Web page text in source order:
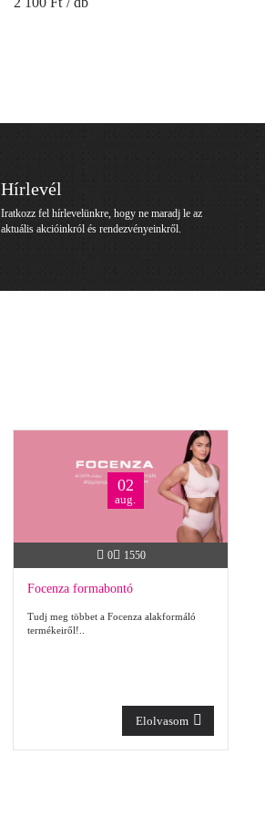
Hírlevél
Iratkozz fel hírlevelünkre, hogy ne maradj le az
aktuális akcióinkról és rendezvényeinkről.
02
aug.
0 1550
Focenza formabontó
Tudj meg többet a Focenza alakformáló
termékeiről!..
Elolvasom